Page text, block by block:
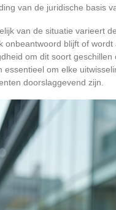
van de juridische basis
van de situatie varieert
onbeantwoord blijft of
om dit soort
essentieel om elke
doorslaggevend zijn.